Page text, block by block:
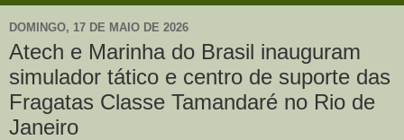
DOMINGO, 17 DE MAIO DE 2026
Atech e Marinha do Brasil inauguram
simulador tático e centro de suporte das
Fragatas Classe Tamandaré no Rio de
Janeiro